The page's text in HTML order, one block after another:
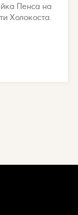
Пенса на
Холокоста.